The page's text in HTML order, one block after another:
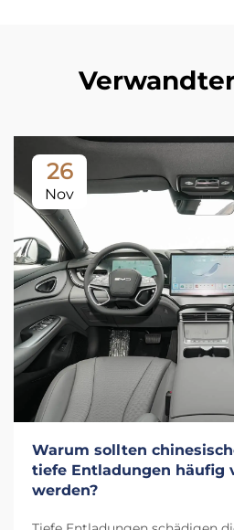
26
Nov
Warum sollten
tiefe Entladungen häufig
werden?